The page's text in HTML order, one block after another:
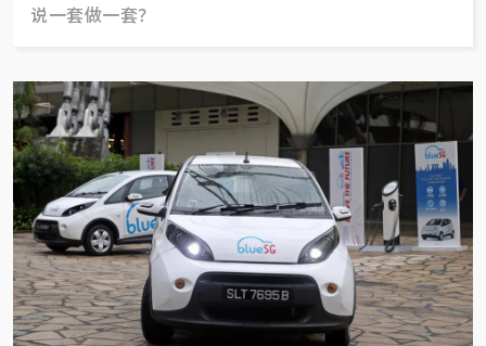
说一套做一套？